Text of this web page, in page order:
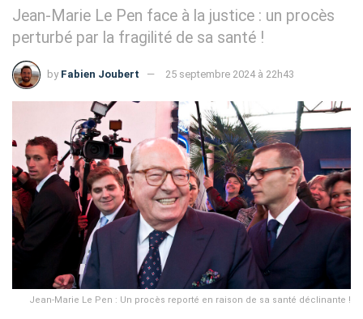
Jean-Marie Le Pen face à la justice : un procès
perturbé par la fragilité de sa santé !
by Fabien Joubert 25 septembre 2024 à 22h43
Jean-Marie Le Pen : Un procès reporté en raison de sa santé déclinante !